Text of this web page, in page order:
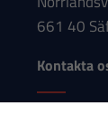
661 40
Kontakta
och